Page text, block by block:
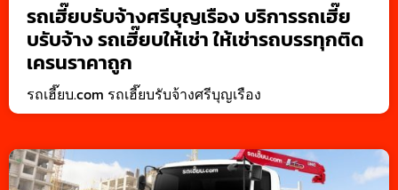
รถเฮี๊ยบรับจ้างศรีบุญเรือง บริการรถเฮี๊ย
บรับจ้าง รถเฮี๊ยบให้เช่า ให้เช่ารถบรรทุกติด
เครนราคาถูก
รถเฮี๊ยบ.com รถเฮี๊ยบรับจ้างศรีบุญเรือง